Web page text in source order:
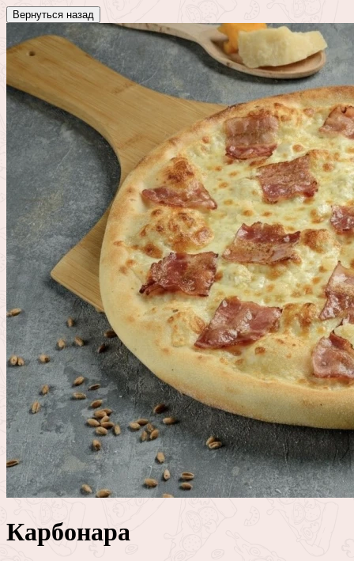
Вернуться назад
Карбонара